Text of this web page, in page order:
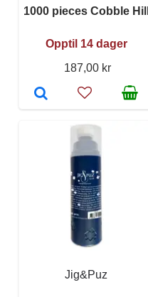
1000 pieces Cobble Hill
Opptil 14 dager
187,00 kr
Jig&Puz